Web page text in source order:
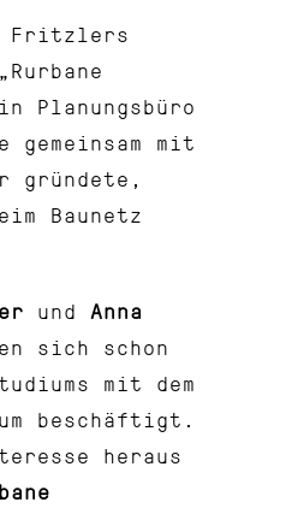
Fritzlers
Rurbane
Planungsbüro
gemeinsam mit
gründete,
Baunetz
und Anna
sich schon
mit dem
beschäftigt.
heraus